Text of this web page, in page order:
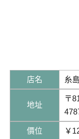
店名 糸
地址
〒
價位 ￥